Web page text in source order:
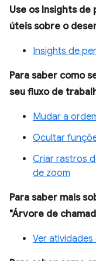
Use os Insights
úteis sobre o
Insights de
Para saber como
seu fluxo de
Mudar a
Ocultar
Criar rastros
de zoom
Para saber mais
"Árvore de
Ver atividades